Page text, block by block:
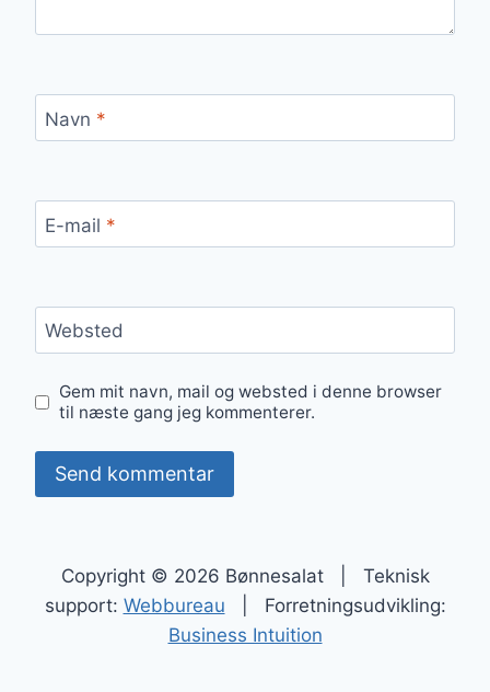
Navn *
E-mail *
Websted
Gem mit navn, mail og websted i denne browser
til næste gang jeg kommenterer.
Copyright © 2026 Bønnesalat | Teknisk
support: Webbureau | Forretningsudvikling:
Business Intuition